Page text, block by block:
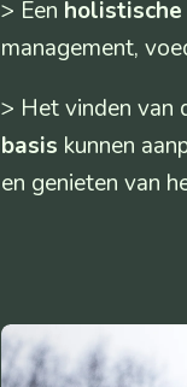
> Een
management,
> Het vinden van
basis kunnen
en genieten van